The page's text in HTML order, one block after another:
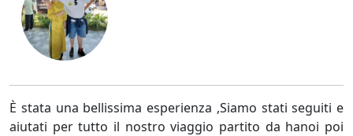
È stata una bellissima esperienza ,Siamo stati seguiti e
aiutati per tutto il nostro viaggio partito da hanoi poi